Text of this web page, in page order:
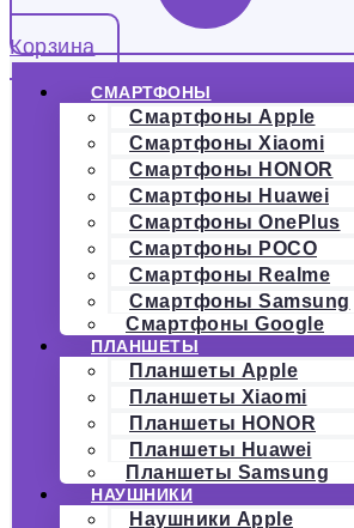
Корзина
СМАРТФОНЫ
Смартфоны Apple
Смартфоны Xiaomi
Смартфоны HONOR
Смартфоны Huawei
Смартфоны OnePlus
Смартфоны POCO
Смартфоны Realme
Смартфоны Samsung
Смартфоны Google
ПЛАНШЕТЫ
Планшеты Apple
Планшеты Xiaomi
Планшеты HONOR
Планшеты Huawei
Планшеты Samsung
НАУШНИКИ
Наушники Apple